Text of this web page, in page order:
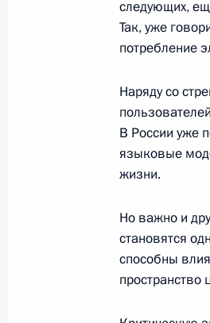
Встреча с
комиссии
участников
12 ноября
Гала-
следующих,
Так, уже
потребление
Наряду со
В России уже
языковые
жизни.
Но важно и
становятся
способны
пространство